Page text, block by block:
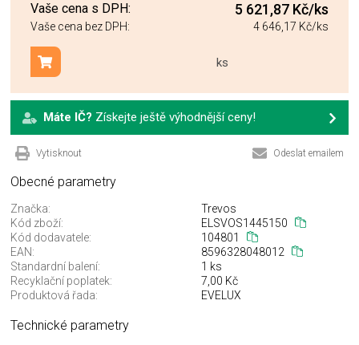
Vaše cena s DPH: 5 621,87 Kč/ks
Vaše cena bez DPH: 4 646,17 Kč/ks
ks
Přidat do košíku
Máte IČ? Získejte ještě výhodnější ceny!
Vytisknout Odeslat emailem
Obecné parametry
Značka:
Trevos
Kód zboží:
ELSVOS1445150
Kód dodavatele:
104801
EAN:
8596328048012
Standardní balení:
1 ks
Recyklační poplatek:
7,00 Kč
Produktová řada:
EVELUX
Technické parametry